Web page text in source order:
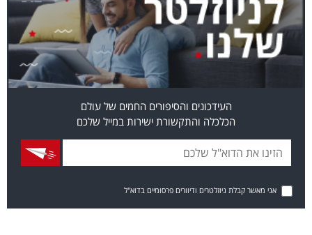
העידכונים והסיפורים החמים של עולם
הכלכלה והתקשורת ישירות במייל שלכם
אני מאשר קבלת ניוזלטרים ודיוורים פרסומיים בדוא"ל